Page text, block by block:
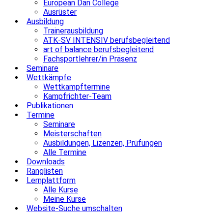
European Dan College
Ausrüster
Ausbildung
Trainerausbildung
ATK-SV INTENSIV berufsbegleitend
art of balance berufsbegleitend
Fachsportlehrer/in Präsenz
Seminare
Wettkämpfe
Wettkampftermine
Kampfrichter-Team
Publikationen
Termine
Seminare
Meisterschaften
Ausbildungen, Lizenzen, Prüfungen
Alle Termine
Downloads
Ranglisten
Lernplattform
Alle Kurse
Meine Kurse
Website-Suche umschalten